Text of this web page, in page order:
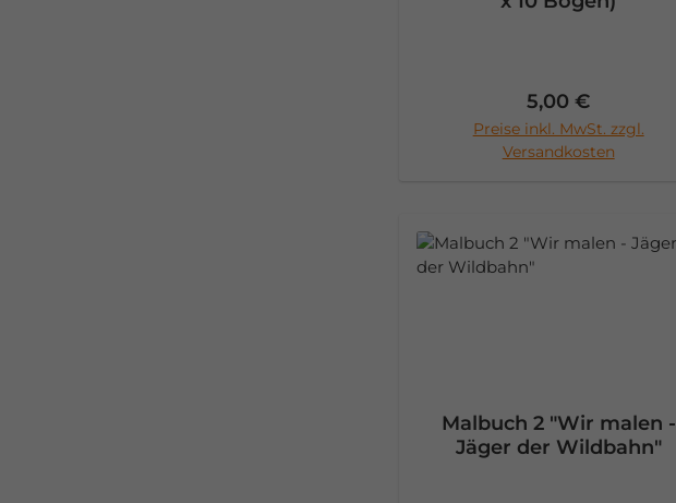
Regulärer Preis:
5,00 €
Preise inkl. MwSt. zzgl.
Versandkosten
In den Warenkorb
Malbuch 2 "Wir malen -
Jäger der Wildbahn"